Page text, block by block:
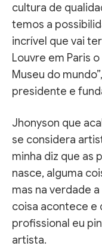
cultura de
temos a
incrível que vai
Louvre em Paris
Museu do
presidente e
Jhonyson que
se considera
minha diz que as
nasce, alguma
mas na verdade
coisa acontece e
profissional eu
artista.